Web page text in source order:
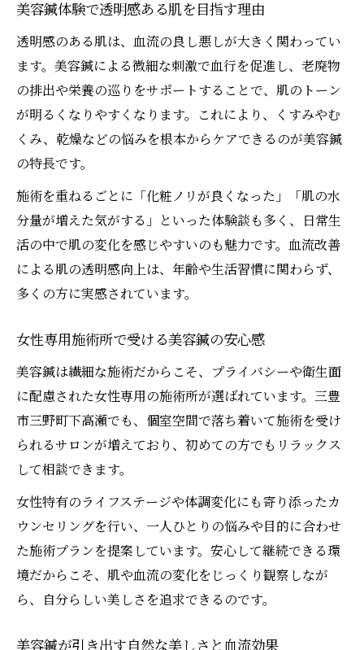
美容鍼体験で透明感ある肌を目指す理由
透明感のある肌は、血流の良し悪しが大きく関わってい
ます。美容鍼による微細な刺激で血行を促進し、老廃物
の排出や栄養の巡りをサポートすることで、肌のトーン
が明るくなりやすくなります。これにより、くすみやむ
くみ、乾燥などの悩みを根本からケアできるのが美容鍼
の特長です。
施術を重ねるごとに「化粧ノリが良くなった」「肌の水
分量が増えた気がする」といった体験談も多く、日常生
活の中で肌の変化を感じやすいのも魅力です。血流改善
による肌の透明感向上は、年齢や生活習慣に関わらず、
多くの方に実感されています。
女性専用施術所で受ける美容鍼の安心感
美容鍼は繊細な施術だからこそ、プライバシーや衛生面
に配慮された女性専用の施術所が選ばれています。三豊
市三野町下高瀬でも、個室空間で落ち着いて施術を受け
られるサロンが増えており、初めての方でもリラックス
して相談できます。
女性特有のライフステージや体調変化にも寄り添ったカ
ウンセリングを行い、一人ひとりの悩みや目的に合わせ
た施術プランを提案しています。安心して継続できる環
境だからこそ、肌や血流の変化をじっくり観察しなが
ら、自分らしい美しさを追求できるのです。